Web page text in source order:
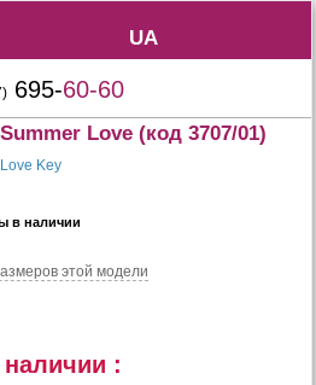
UA
UA
695-60-60
Love (код 3707/01)
в наличии
этой модели
: